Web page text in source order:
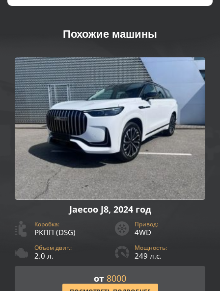
Похожие машины
Jaecoo J8, 2024 год
Коробка:
РКПП (DSG)
Привод:
4WD
Объем двиг.:
2.0 л.
Мощность:
249 л.с.
от 8000